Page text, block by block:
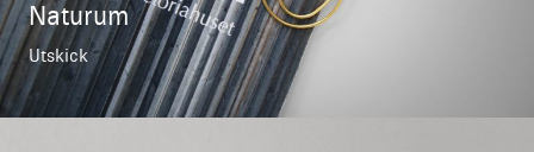
Naturum
Utskick